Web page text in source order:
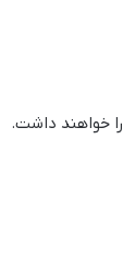
خواهند داشت.